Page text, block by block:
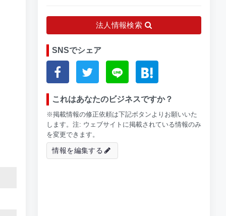
法人情報検索
SNSでシェア
これはあなたのビジネスですか？
※掲載情報の修正依頼は下記ボタンよりお願いいた
します。注: ウェブサイトに掲載されている情報のみ
を変更できます。
情報を編集する